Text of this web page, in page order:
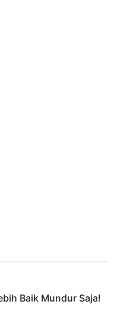
Baik Mundur Saja!